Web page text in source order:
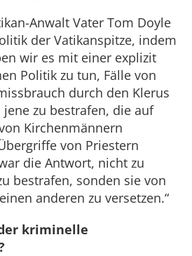
Anwalt Vater Tom Doyle
der Vatikanspitze, indem
wir es mit einer explizit
Politik zu tun, Fälle von
durch den Klerus
zu bestrafen, die auf
Kirchenmännern
von Priestern
die Antwort, nicht zu
bestrafen, sonden sie von
anderen zu versetzen.“
kriminelle